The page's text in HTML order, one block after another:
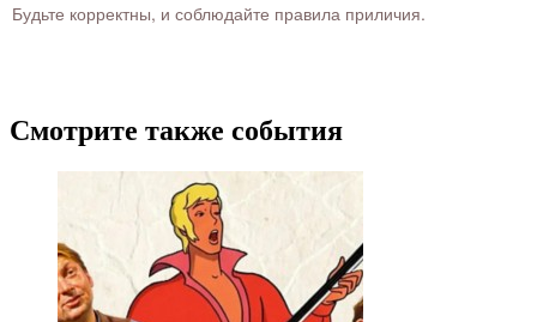
Будьте корректны, и соблюдайте правила приличия.
Смотрите также события